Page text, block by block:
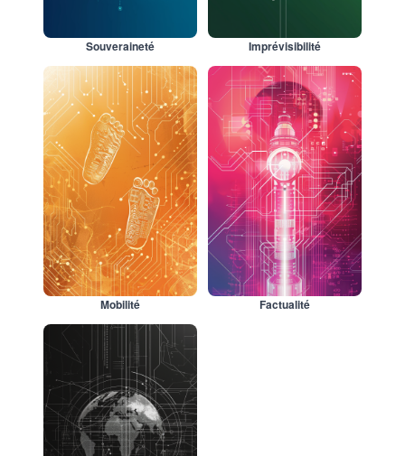
Souveraineté Imprévisibilité
Mobilité Factualité